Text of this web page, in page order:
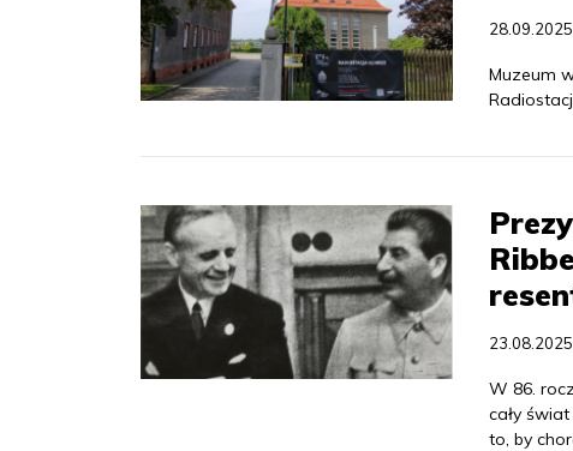
28.09.2025
Muzeum
23.08.2025
W 86.
cały
to, by